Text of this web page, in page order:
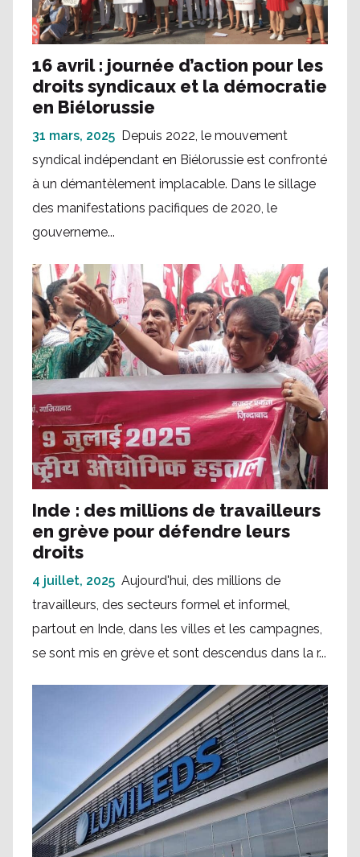
16 avril : journée d’action pour les
droits syndicaux et la démocratie
en Biélorussie
31 mars, 2025 Depuis 2022, le mouvement
syndical indépendant en Biélorussie est confronté
à un démantèlement implacable. Dans le sillage
des manifestations pacifiques de 2020, le
gouverneme...
Inde : des millions de travailleurs
en grève pour défendre leurs
droits
4 juillet, 2025 Aujourd'hui, des millions de
travailleurs, des secteurs formel et informel,
partout en Inde, dans les villes et les campagnes,
se sont mis en grève et sont descendus dans la r...